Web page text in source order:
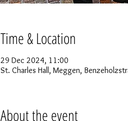
Time & Location
29 Dec 2024, 11:00
St. Charles Hall, Meggen,
About the event